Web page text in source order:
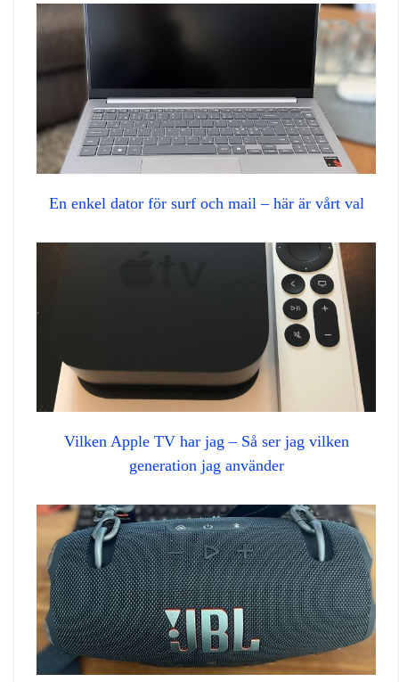
En enkel dator för surf och mail – här är vårt val
Vilken Apple TV har jag – Så ser jag vilken
generation jag använder